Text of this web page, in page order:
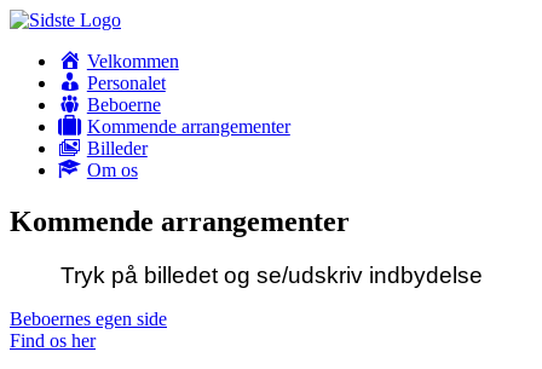
Velkommen
Personalet
Beboerne
Kommende arrangementer
Billeder
Om os
Kommende arrangementer
Tryk på billedet og se/udskriv indbydelse
Beboernes egen side
Find os her